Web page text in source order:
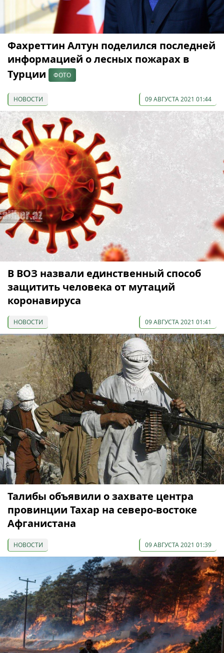
Фахреттин Алтун поделился последней
информацией о лесных пожарах в
Турции
ФОТО
НОВОСТИ 09 АВГУСТА 2021 01:44
В ВОЗ назвали единственный способ
защитить человека от мутаций
коронавируса
НОВОСТИ 09 АВГУСТА 2021 01:41
Талибы объявили о захвате центра
провинции Тахар на северо-востоке
Афганистана
НОВОСТИ 09 АВГУСТА 2021 01:39